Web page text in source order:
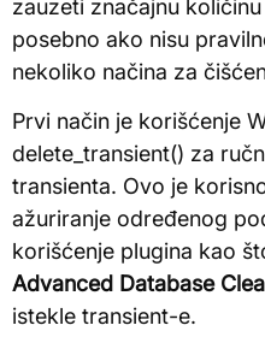
zauzeti značajnu
posebno ako nisu
nekoliko načina za
Prvi način je korišćenje
delete_transient() za
transienta. Ovo je
ažuriranje određenog
korišćenje plugina kao
Advanced Database
istekle transient-e.